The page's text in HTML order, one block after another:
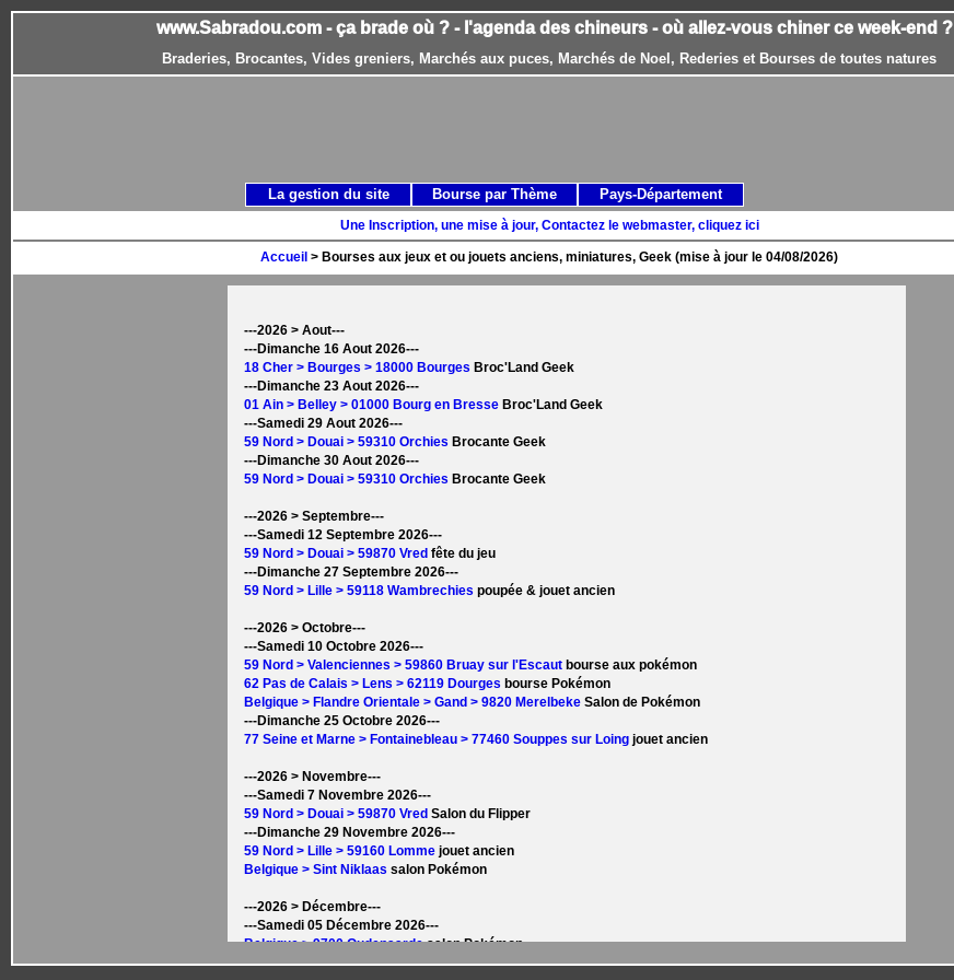
www.Sabradou.com - ça brade où ? - l'agenda des chineurs - où allez-vous chiner ce week-end ?
Braderies, Brocantes, Vides greniers, Marchés aux puces, Marchés de Noel, Rederies et Bourses de toutes natures
Une Inscription, une mise à jour, Contactez le webmaster, cliquez ici
Accueil > Bourses aux jeux et ou jouets anciens, miniatures, Geek (mise à jour le 04/08/2026)
---2026 > Aout---
---Dimanche 16 Aout 2026---
18 Cher > Bourges > 18000 Bourges Broc'Land Geek
---Dimanche 23 Aout 2026---
01 Ain > Belley > 01000 Bourg en Bresse Broc'Land Geek
---Samedi 29 Aout 2026---
59 Nord > Douai > 59310 Orchies Brocante Geek
---Dimanche 30 Aout 2026---
59 Nord > Douai > 59310 Orchies Brocante Geek
---2026 > Septembre---
---Samedi 12 Septembre 2026---
59 Nord > Douai > 59870 Vred fête du jeu
---Dimanche 27 Septembre 2026---
59 Nord > Lille > 59118 Wambrechies poupée & jouet ancien
---2026 > Octobre---
---Samedi 10 Octobre 2026---
59 Nord > Valenciennes > 59860 Bruay sur l'Escaut bourse aux pokémon
62 Pas de Calais > Lens > 62119 Dourges bourse Pokémon
Belgique > Flandre Orientale > Gand > 9820 Merelbeke Salon de Pokémon
---Dimanche 25 Octobre 2026---
77 Seine et Marne > Fontainebleau > 77460 Souppes sur Loing jouet ancien
---2026 > Novembre---
---Samedi 7 Novembre 2026---
59 Nord > Douai > 59870 Vred Salon du Flipper
---Dimanche 29 Novembre 2026---
59 Nord > Lille > 59160 Lomme jouet ancien
Belgique > Sint Niklaas salon Pokémon
---2026 > Décembre---
---Samedi 05 Décembre 2026---
Belgique > 9700 Oudenaardesalon Pokémon
---Dimanche 20 Décembre 2026---
La gestion du site Bourse par Thème Pays-Département